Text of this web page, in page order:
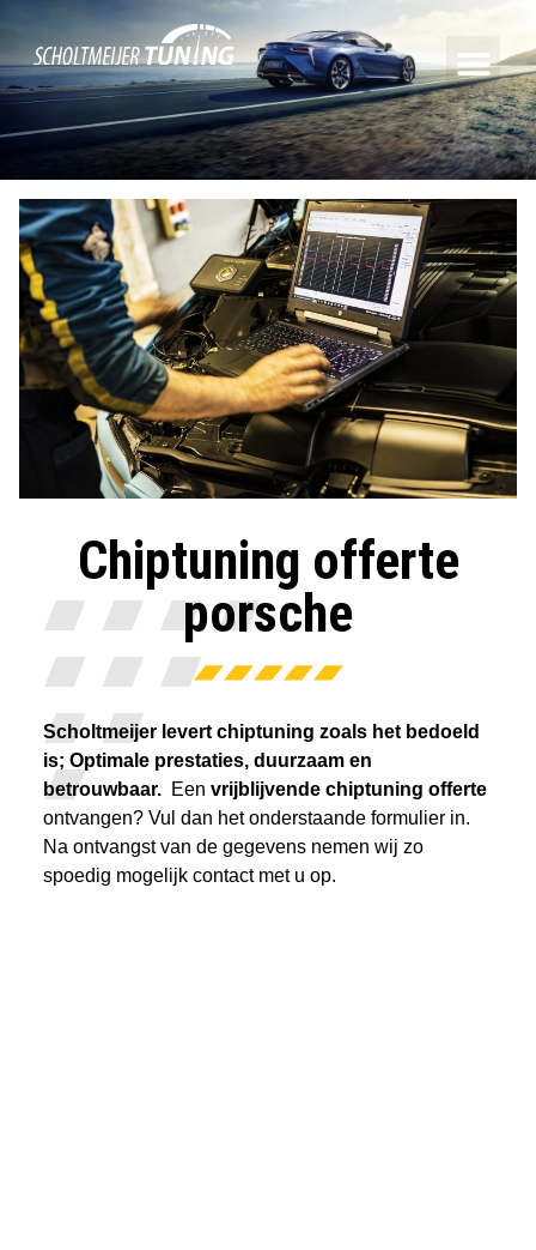
Chiptuning offerte
porsche
Scholtmeijer levert chiptuning zoals het bedoeld
is; Optimale prestaties, duurzaam en
betrouwbaar. Een vrijblijvende chiptuning offerte
ontvangen? Vul dan het onderstaande formulier in.
Na ontvangst van de gegevens nemen wij zo
spoedig mogelijk contact met u op.